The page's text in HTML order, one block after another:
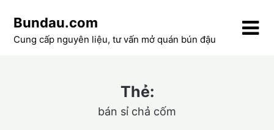
content
Bundau.com
Cung cấp nguyên liệu, tư vấn mở quán bún đậu
Thẻ:
bán sỉ chả cốm